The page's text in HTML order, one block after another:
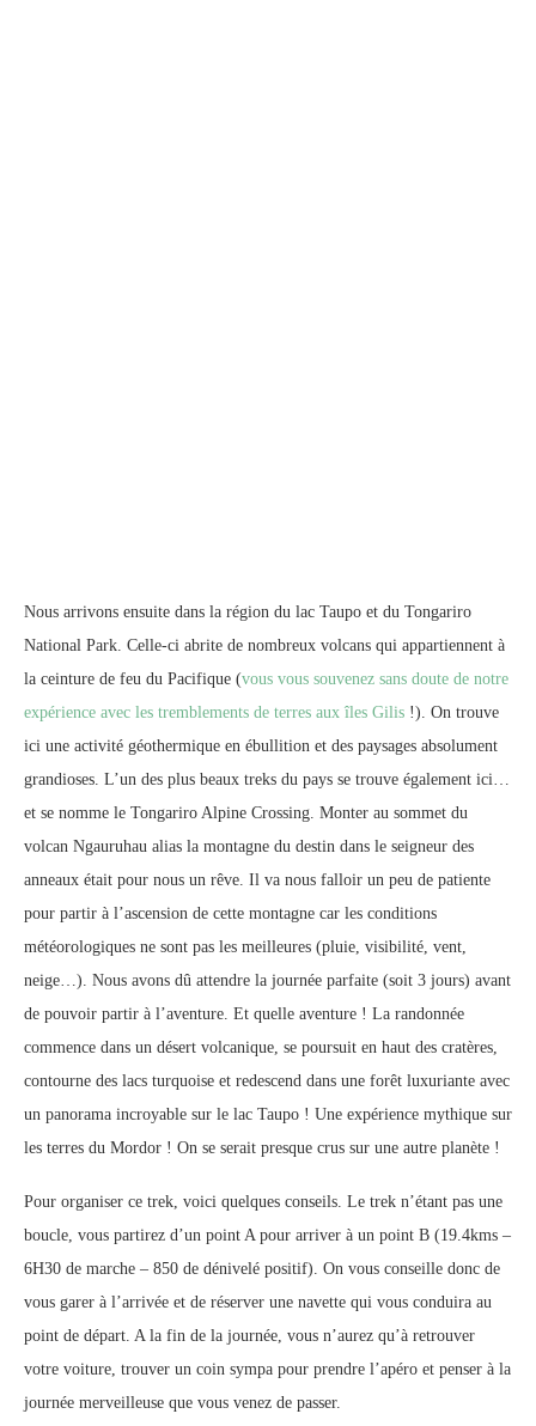
Nous arrivons ensuite dans la région du lac Taupo et du Tongariro
National Park. Celle-ci abrite de nombreux volcans qui appartiennent à
la ceinture de feu du Pacifique (vous vous souvenez sans doute de notre
expérience avec les tremblements de terres aux îles Gilis !). On trouve
ici une activité géothermique en ébullition et des paysages absolument
grandioses. L’un des plus beaux treks du pays se trouve également ici…
et se nomme le Tongariro Alpine Crossing. Monter au sommet du
volcan Ngauruhau alias la montagne du destin dans le seigneur des
anneaux était pour nous un rêve. Il va nous falloir un peu de patiente
pour partir à l’ascension de cette montagne car les conditions
météorologiques ne sont pas les meilleures (pluie, visibilité, vent,
neige…). Nous avons dû attendre la journée parfaite (soit 3 jours) avant
de pouvoir partir à l’aventure. Et quelle aventure ! La randonnée
commence dans un désert volcanique, se poursuit en haut des cratères,
contourne des lacs turquoise et redescend dans une forêt luxuriante avec
un panorama incroyable sur le lac Taupo ! Une expérience mythique sur
les terres du Mordor ! On se serait presque crus sur une autre planète !
Pour organiser ce trek, voici quelques conseils. Le trek n’étant pas une
boucle, vous partirez d’un point A pour arriver à un point B (19.4kms –
6H30 de marche – 850 de dénivelé positif). On vous conseille donc de
vous garer à l’arrivée et de réserver une navette qui vous conduira au
point de départ. A la fin de la journée, vous n’aurez qu’à retrouver
votre voiture, trouver un coin sympa pour prendre l’apéro et penser à la
journée merveilleuse que vous venez de passer.